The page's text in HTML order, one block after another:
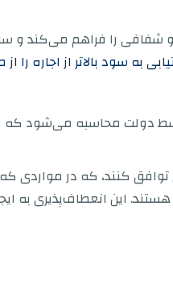
و شفافی را فراهم می‌کند و
توسط دولت محاسبه
کنند، که در مواردی که
این انعطاف‌پذیری به